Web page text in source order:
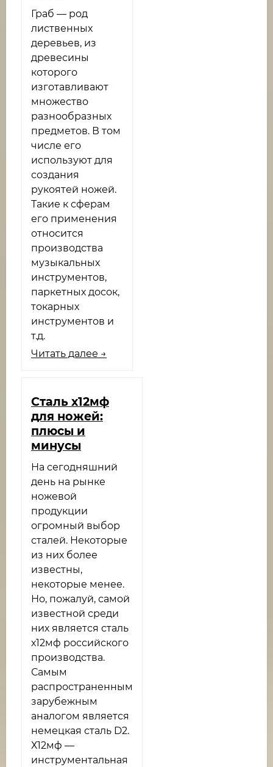
Граб — род
лиственных
деревьев, из
древесины
которого
изготавливают
множество
разнообразных
предметов. В том
числе его
используют для
создания
рукоятей ножей.
Такие к сферам
его применения
относится
производства
музыкальных
инструментов,
паркетных досок,
токарных
инструментов и
т.д.
Читать далее →
Сталь х12мф
для ножей:
плюсы и
минусы
На сегодняшний
день на рынке
ножевой
продукции
огромный выбор
сталей. Некоторые
из них более
известны,
некоторые менее.
Но, пожалуй, самой
известной среди
них является сталь
х12мф российского
производства.
Самым
распространенным
зарубежным
аналогом является
немецкая сталь D2.
Х12мф —
инструментальная